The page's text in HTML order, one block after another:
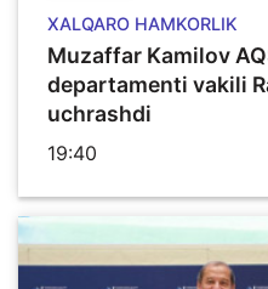
XALQARO HAMKORLIK
Muzaffar Kamilov
departamenti vakili
uchrashdi
19:40